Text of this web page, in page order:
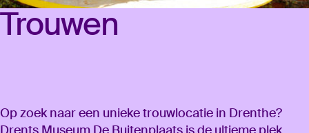
Trou­wen
Op zoek naar een unieke trouwlocatie in Drenthe?